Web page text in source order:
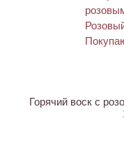
Горячий воск с